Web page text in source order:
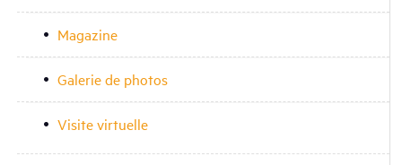
Magazine
Galerie de photos
Visite virtuelle